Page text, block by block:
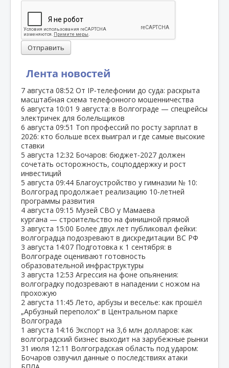
Лента новостей
7 августа 08:52 От IP‑телефонии до суда: раскрыта
масштабная схема телефонного мошенничества
6 августа 10:01 9 августа: в Волгограде — спецрейсы
электричек для болельщиков
6 августа 09:51 Топ профессий по росту зарплат в
2026: кто больше всех выиграл и где самые высокие
ставки
5 августа 12:32 Бочаров: бюджет‑2027 должен
сочетать осторожность, соцподдержку и рост
инвестиций
5 августа 09:44 Благоустройство у гимназии № 10:
Волгоград продолжает реализацию 10‑летней
программы развития
4 августа 09:15 Музей СВО у Мамаева
кургана — строительство на финишной прямой
3 августа 15:00 Более двух лет публиковал фейки:
волгоградца подозревают в дискредитации ВС РФ
3 августа 14:07 Подготовка к 1 сентября: в
Волгограде оценивают готовность
образовательной инфраструктуры
3 августа 12:53 Агрессия на фоне опьянения:
волгоградку подозревают в нападении с ножом на
прохожую
2 августа 11:45 Лето, арбузы и веселье: как прошёл
„Арбузный переполох“ в Центральном парке
Волгограда
1 августа 14:16 Экспорт на 3,6 млн долларов: как
волгоградский бизнес выходит на зарубежные рынки
31 июля 12:11 Волгоградская область под ударом:
Бочаров озвучил данные о последствиях атаки
Отправить